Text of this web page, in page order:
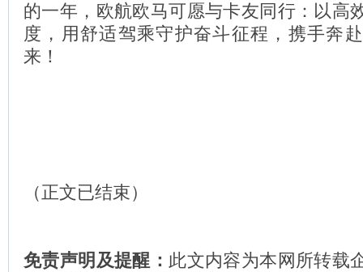
的一年，欧航欧马可愿与卡友同行：以高
度，用舒适驾乘守护奋斗征程，携手奔
来！
（正文已结束）
免责声明及提醒： 此文内容为本网所转载